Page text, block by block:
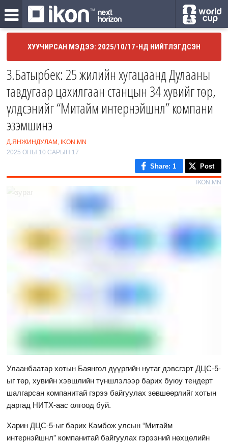
ХУУЧИРСАН МЭДЭЭ: 2025/10/17-НД НИЙТЛЭГДСЭН
З.Батырбек: 25 жилийн хугацаанд Дулааны
тавдугаар цахилгаан станцын 34 хувийг төр,
үлдсэнийг “Митайм интернэйшнл” компани
эзэмшинэ
Д.ЯНЖИНДУЛАМ, IKON.MN
2025 ОНЫ 10 САРЫН 17
Share: 1 Post
IKON.MN
Улаанбаатар хотын Баянгол дүүргийн нутаг дэвсгэрт ДЦС-5-
ыг төр, хувийн хэвшлийн түншлэлээр барих буюу тендерт
шалгарсан компанитай гэрээ байгуулах зөвшөөрлийг хотын
даргад НИТХ-аас олгоод буй.
Харин ДЦС-5-ыг барих Камбож улсын “Митайм
интернэйшнл” компанитай байгуулах гэрээний нөхцөлийн